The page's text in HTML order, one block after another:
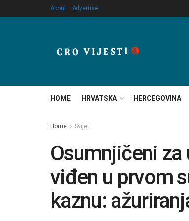
About Advertise
HOME HRVATSKA HERCEGOVINA
Home Svijet
Osumnjičeni
viđen u prvom
kaznu: